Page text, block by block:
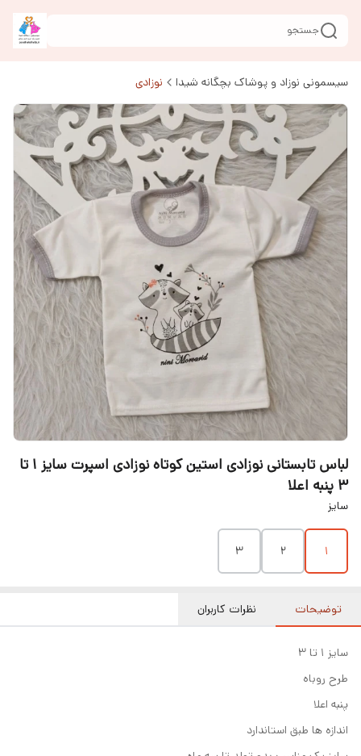
جستجو
سیسمونی نوزاد و پوشاک بچگانه شیدا نوزادی
لباس تابستانی نوزادی استین کوتاه نوزادی اسپرت سایز ۱ تا
۳ پنبه اعلا
سایز
۱ ۲ ۳
توضیحات نظرات کاربران
سایز ۱ تا ۳
طرح روباه
پنبه اعلا
اندازه ها طبق استاندارد